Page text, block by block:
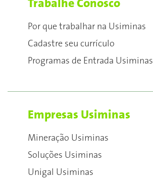
Trabalhe Conosco
Por que trabalhar na Usiminas
Cadastre seu currículo
Programas de Entrada Usiminas
Empresas Usiminas
Mineração Usiminas
Soluções Usiminas
Unigal Usiminas